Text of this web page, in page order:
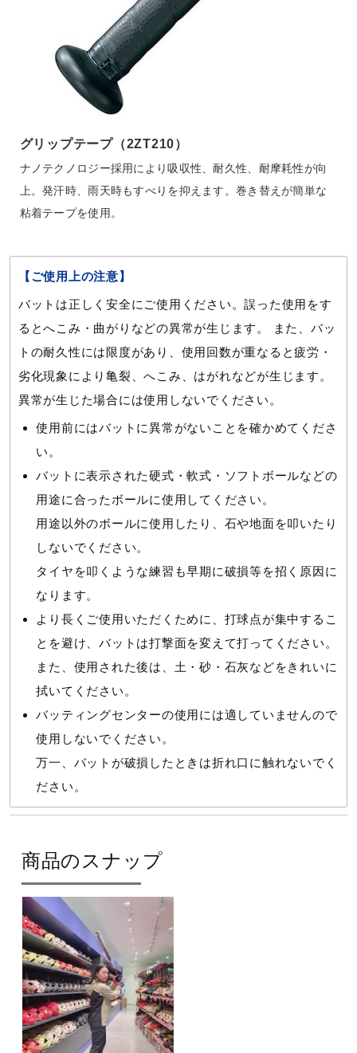
グリップテープ（2ZT210）
ナノテクノロジー採用により吸収性、耐久性、耐摩耗性が向
上。発汗時、雨天時もすべりを抑えます。巻き替えが簡単な
粘着テープを使用。
【ご使用上の注意】
バットは正しく安全にご使用ください。誤った使用をす
るとへこみ・曲がりなどの異常が生じます。 また、バッ
トの耐久性には限度があり、使用回数が重なると疲労・
劣化現象により亀裂、へこみ、はがれなどが生じます。
異常が生じた場合には使用しないでください。
使用前にはバットに異常がないことを確かめてくださ
い。
バットに表示された硬式・軟式・ソフトボールなどの
用途に合ったボールに使用してください。
用途以外のボールに使用したり、石や地面を叩いたり
しないでください。
タイヤを叩くような練習も早期に破損等を招く原因に
なります。
より長くご使用いただくために、打球点が集中するこ
とを避け、バットは打撃面を変えて打ってください。
また、使用された後は、土・砂・石灰などをきれいに
拭いてください。
バッティングセンターの使用には適していませんので
使用しないでください。
万一、バットが破損したときは折れ口に触れないでく
ださい。
商品のスナップ